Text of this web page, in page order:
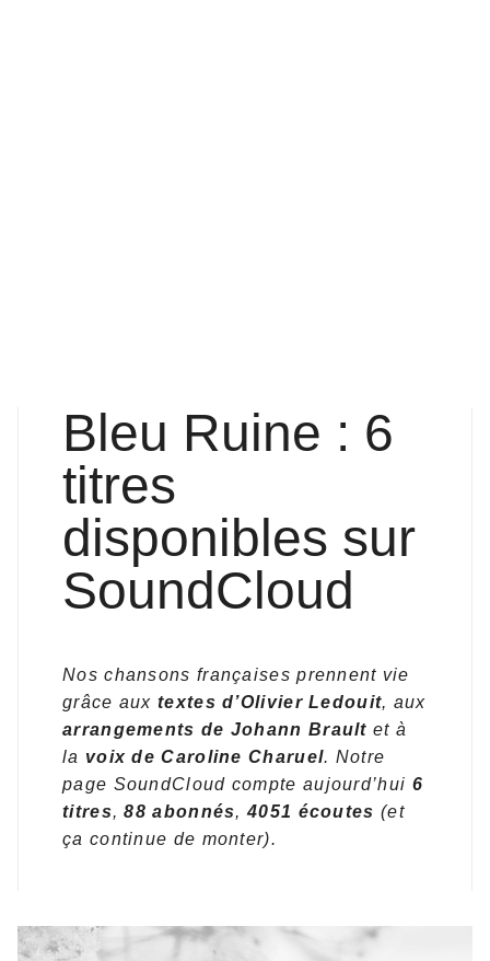
Bleu Ruine : 6
titres
disponibles sur
SoundCloud
Nos chansons françaises prennent vie
grâce auxtextes d’Olivier Ledouit, aux
arrangements de Johann Brault et à
la voix de Caroline Charuel. Notre
page SoundCloud compte aujourd’hui 6
titres,88 abonnés,4051 écoutes (et
ça continue de monter).